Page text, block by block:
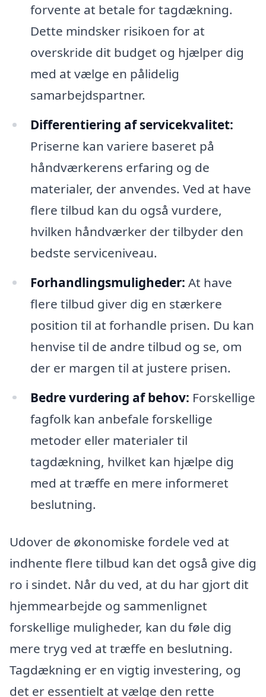
forvente at betale for tagdækning.
Dette mindsker risikoen for at
overskride dit budget og hjælper dig
med at vælge en pålidelig
samarbejdspartner.
Differentiering af servicekvalitet:
Priserne kan variere baseret på
håndværkerens erfaring og de
materialer, der anvendes. Ved at have
flere tilbud kan du også vurdere,
hvilken håndværker der tilbyder den
bedste serviceniveau.
Forhandlingsmuligheder: At have
flere tilbud giver dig en stærkere
position til at forhandle prisen. Du kan
henvise til de andre tilbud og se, om
der er margen til at justere prisen.
Bedre vurdering af behov: Forskellige
fagfolk kan anbefale forskellige
metoder eller materialer til
tagdækning, hvilket kan hjælpe dig
med at træffe en mere informeret
beslutning.
Udover de økonomiske fordele ved at
indhente flere tilbud kan det også give dig
ro i sindet. Når du ved, at du har gjort dit
hjemmearbejde og sammenlignet
forskellige muligheder, kan du føle dig
mere tryg ved at træffe en beslutning.
Tagdækning er en vigtig investering, og
det er essentielt at vælge den rette